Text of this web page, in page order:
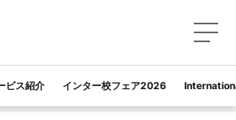
ビス紹介 インター校フェア2026
コラム
魅力あふれる学びの環境！〜